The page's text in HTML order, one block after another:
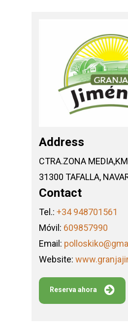
Address
CTRA.ZONA
31300 TAFALLA,
Contact
Tel.: +34 948701561
Móvil: 609857990
Email:
Website:
Reserva ahora